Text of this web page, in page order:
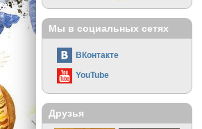
Мы в социальных сетях
ВКонтакте
YouTube
Друзья